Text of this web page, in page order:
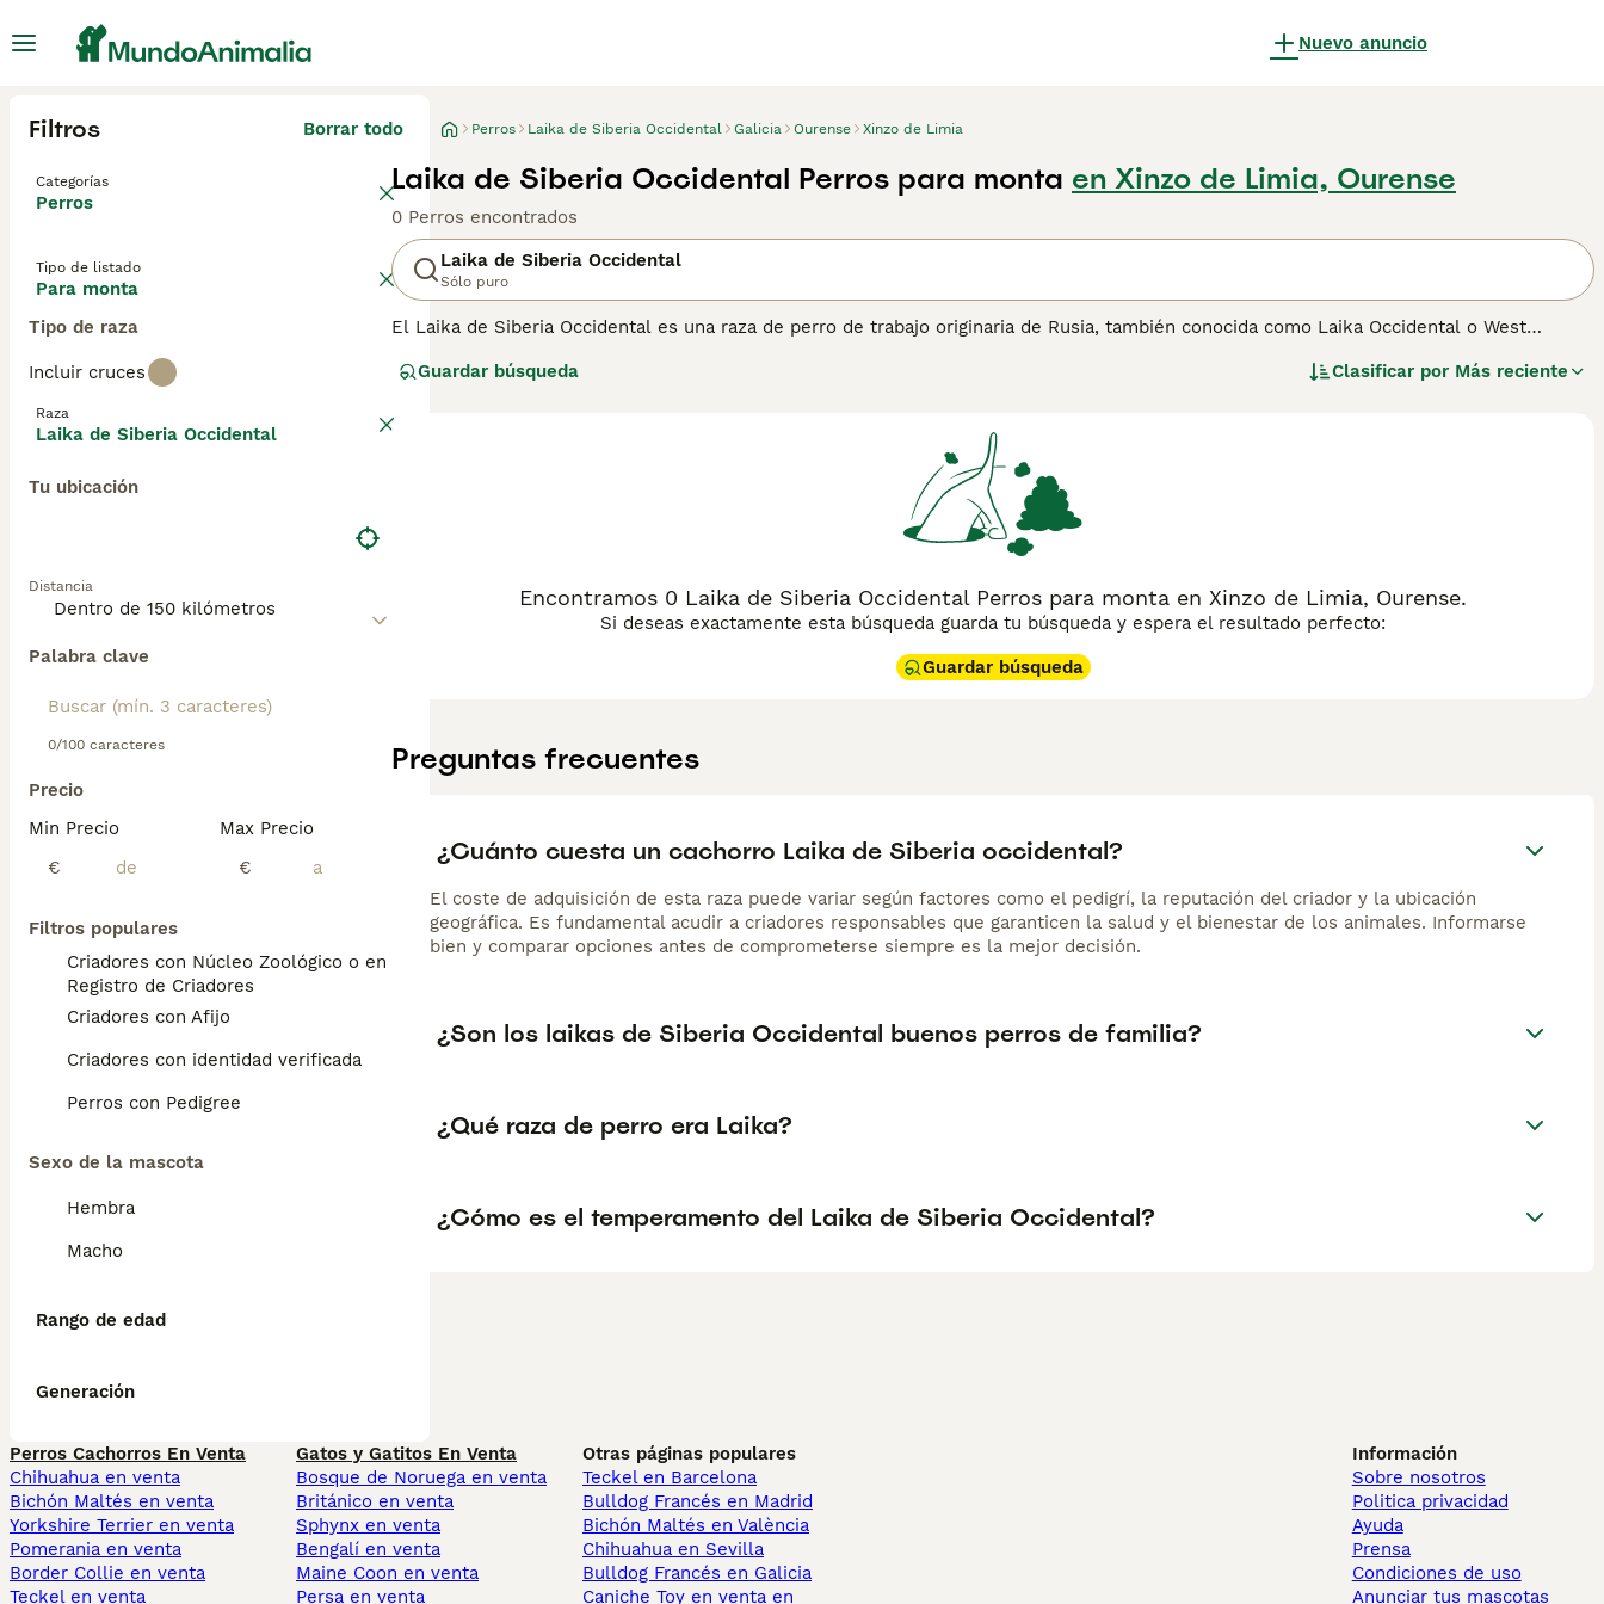
Nuevo anuncio
Filtros Borrar todo
Categorías
Perros
Tipo de listado
Para monta
Tipo de raza
Incluir cruces
Raza
Laika de Siberia Occidental
Tu ubicación
Distancia
Palabra clave
0/100 caracteres
Precio
Min Precio
€
Max Precio
€
Filtros populares
Criadores con Núcleo Zoológico o en el
Registro de Criadores
Criadores con Afijo
Criadores con identidad verificada
Perros con Pedigree
Sexo de la mascota
Hembra
Macho
Rango de edad
Generación
Perros Laika de Siberia Occidental Galicia Ourense Xinzo de Limia
Laika de Siberia Occidental Perros para monta en Xinzo de Limia, Ourense
0 Perros encontrados
Laika de Siberia Occidental
Sólo puro
El Laika de Siberia Occidental es una raza de perro de trabajo originaria de Rusia, también conocida como Laika Occidental o West
difíciles. Utilizado tradicionalmente para cazar animales grandes como alces y osos, el Laika es independiente, valiente y muy leal a su
máximo su capacidad física y mental.
Guardar búsqueda Clasificar por Más reciente
Encontramos 0 Laika de Siberia Occidental Perros para monta en Xinzo de Limia, Ourense.
Si deseas exactamente esta búsqueda guarda tu búsqueda y espera el resultado perfecto:
Guardar búsqueda
Preguntas frecuentes
¿Cuánto cuesta un cachorro Laika de Siberia occidental?
El coste de adquisición de esta raza puede variar según factores como el pedigrí, la reputación del criador y la ubicación
geográfica. Es fundamental acudir a criadores responsables que garanticen la salud y el bienestar de los animales. Informarse
bien y comparar opciones antes de comprometerse siempre es la mejor decisión.
¿Son los laikas de Siberia Occidental buenos perros de familia?
¿Qué raza de perro era Laika?
¿Cómo es el temperamento del Laika de Siberia Occidental?
Perros Cachorros En Venta
Chihuahua en venta
Bichón Maltés en venta
Yorkshire Terrier en venta
Pomerania en venta
Border Collie en venta
Teckel en venta
Gatos y Gatitos En Venta
Bosque de Noruega en venta
Británico en venta
Sphynx en venta
Bengalí en venta
Maine Coon en venta
Persa en venta
Otras páginas populares
Teckel en Barcelona
Bulldog Francés en Madrid
Bichón Maltés en València
Chihuahua en Sevilla
Bulldog Francés en Galicia
Caniche Toy en venta en
Información
Sobre nosotros
Politica privacidad
Ayuda
Prensa
Condiciones de uso
Anunciar tus mascotas